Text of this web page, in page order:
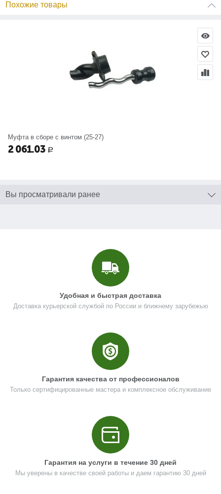
Похожие товары
Муфта в сборе с винтом (25-27)
2 061.03 Р
Вы просматривали ранее
Удобная и быстрая доставка
Доставка курьерской службой по России и ближнему зарубежью
Гарантия качества от профессионалов
Только сертифицированные мастера и комплексное обслуживание
Гарантия на услуги в течение 30 дней
Мы уверены в качестве своей работы и даем гарантию 30 дней